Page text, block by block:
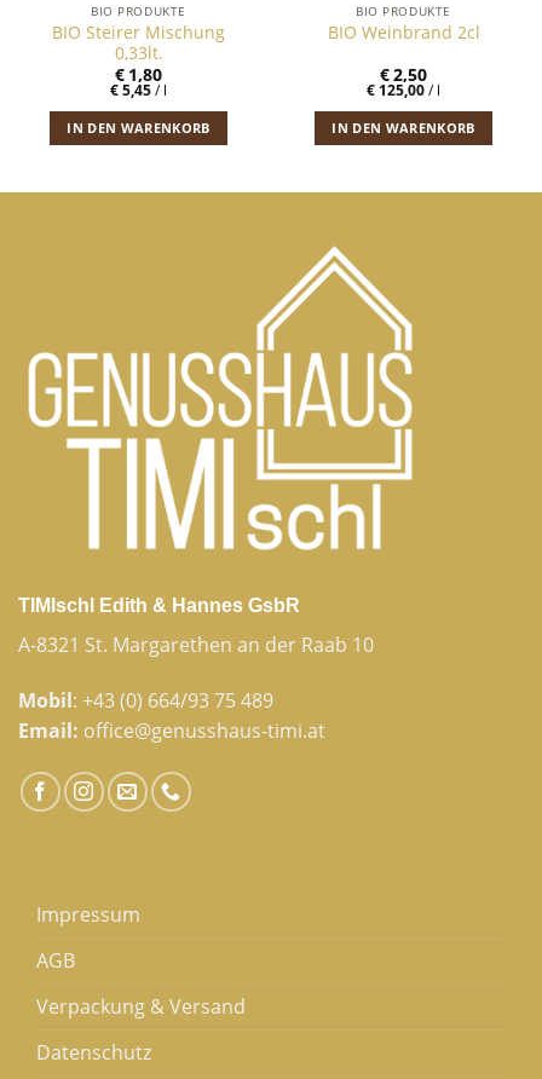
BIO PRODUKTE
BIO Steirer Mischung
0,33lt.
€ 1,80
€5,45/l
IN DEN WARENKORB
BIO PRODUKTE
BIO Weinbrand 2cl
€2,50
€ 125,00/l
IN DEN WARENKORB
TIMIschl Edith & Hannes GsbR
A-8321 St. Margarethen an der Raab 10
Mobil: +43 (0) 664/93 75 489
Email: office@genusshaus-timi.at
Impressum
AGB
Verpackung & Versand
Datenschutz